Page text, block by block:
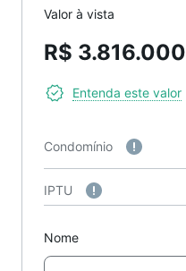
Valor à vista
R$ 3.816.000
Entenda este valor
Condomínio
IPTU
Nome